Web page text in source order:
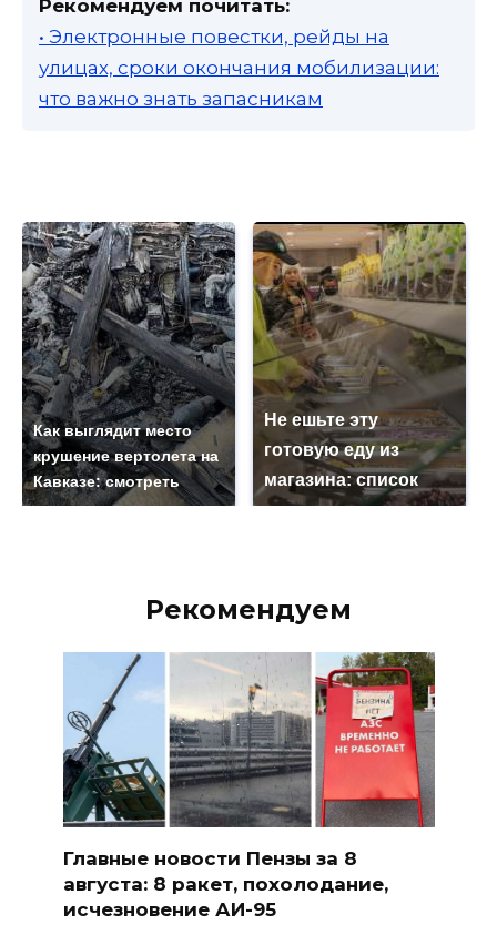
Рекомендуем почитать:
• Электронные повестки, рейды на
улицах, сроки окончания мобилизации:
что важно знать запасникам
Как выглядит место
крушение вертолета на
Кавказе: смотреть
Не ешьте эту
готовую еду из
магазина: список
Рекомендуем
Главные новости Пензы за 8
августа: 8 ракет, похолодание,
исчезновение АИ-95